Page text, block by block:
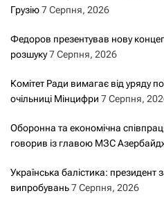
Грузію7 Серпня, 2026
Федоров презентував нову
розшуку7 Серпня, 2026
Комітет Ради вимагає від уряду
очільниці Мінцифри 7 Серпня,
Оборонна та економічна
говорив із главою МЗС
Українська балістика: президент
випробувань7 Серпня, 2026